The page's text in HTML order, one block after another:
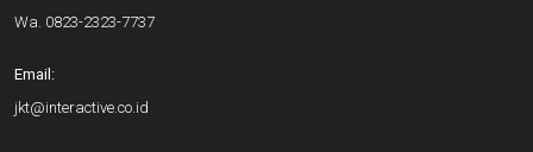
Wa. 0823-2323-7737
Email:
jkt@interactive.co.id